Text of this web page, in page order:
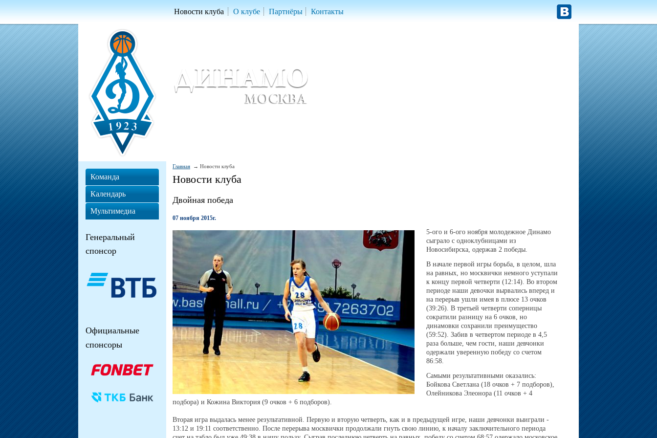
Новости клуба О клубе Партнёры Контакты
Главная Новости клуба
Новости клуба
Двойная победа
07 ноября 2015г.
5-ого и 6-ого ноября молодежное Динамо
сыграло с одноклубницами из
Новосибирска, одержав 2 победы.
В начале первой игры борьба, в целом, шла
на равных, но москвички немного уступали
к концу первой четверти (12:14). Во втором
периоде наши девочки вырвались вперед и
на перерыв ушли имея в плюсе 13 очков
(39:26). В третьей четверти соперницы
сократили разницу на 6 очков, но
динамовки сохранили преимущество
(59:52). Забив в четвертом периоде в 4,5
раза больше, чем гости, наши девчонки
одержали уверенную победу со счетом
86:58.
Самыми результативными оказались:
Бойкова Светлана (18 очков + 7 подборов),
Олейникова Элеонора (11 очков + 4
подбора) и Кожина Виктория (9 очков + 6 подборов).
Вторая игра выдалась менее результативной. Первую и вторую четверть, как и в предыдущей игре, наши девчонки выиграли -
13:12 и 19:11 соответственно. После перерыва москвички продолжали гнуть свою линию, к началу заключительного периода
Команда
Календарь
Мультимедиа
Генеральный
спонсор
Официальные
спонсоры